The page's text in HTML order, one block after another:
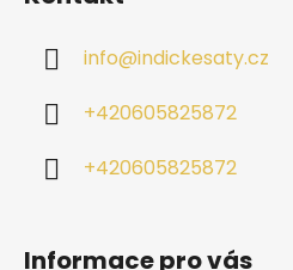
info@indickesaty.cz
+420605825872
+420605825872
Informace pro vás